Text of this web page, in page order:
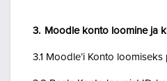
3. Moodle konto loomine ja
3.1 Moodle’i Konto